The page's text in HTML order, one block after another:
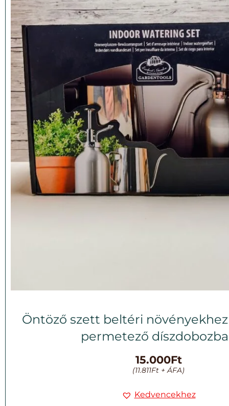
Öntöző szett beltéri növényekhez
permetező
15.000Ft
(11.811Ft + ÁFA)
Kedvencekhez